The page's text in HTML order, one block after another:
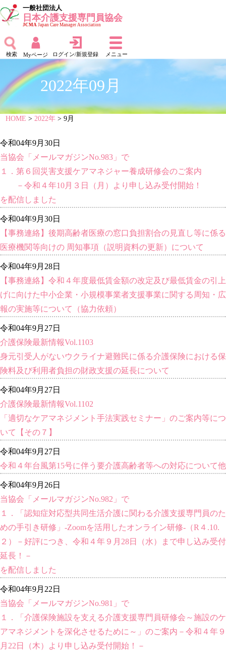
一般社団法人
日本介護支援専門員協会
JCMAJapan Care Manager Association
検索 Myページ ログイン/新規登録 メニュー
2022年09月
HOME >2022年 > 9月
令和04年9月30日
当協会「メールマガジンNo.983」で
１．第６回災害支援ケアマネジャー養成研修会のご案内
－令和４年10月３日（月）より申し込み受付開始！
を配信しました
令和04年9月30日
【事務連絡】後期高齢者医療の窓口負担割合の見直し等に係る
医療機関等向けの 周知事項（説明資料の更新）について
令和04年9月28日
【事務連絡】令和４年度最低賃金額の改定及び最低賃金の引上
げに向けた中小企業・小規模事業者支援事業に関する周知・広
報の実施等について（協力依頼）
令和04年9月27日
介護保険最新情報Vol.1103
身元引受人がないウクライナ避難民に係る介護保険における保
険料及び利用者負担の財政支援の延長について
令和04年9月27日
介護保険最新情報Vol.1102
「適切なケアマネジメント手法実践セミナー」のご案内等につ
いて【その７】
令和04年9月27日
令和４年台風第15号に伴う要介護高齢者等への対応について他
令和04年9月26日
当協会「メールマガジンNo.982」で
１．「認知症対応型共同生活介護に関わる介護支援専門員のた
めの手引き研修」-Zoomを活用したオンライン研修-（R４.10.
２）－好評につき、令和４年９月28日（水）まで申し込み受付
延長！－
を配信しました
令和04年9月22日
当協会「メールマガジンNo.981」で
１．「介護保険施設を支える介護支援専門員研修会～施設のケ
アマネジメントを深化させるために～」のご案内－令和４年９
月22日（木）より申し込み受付開始！－